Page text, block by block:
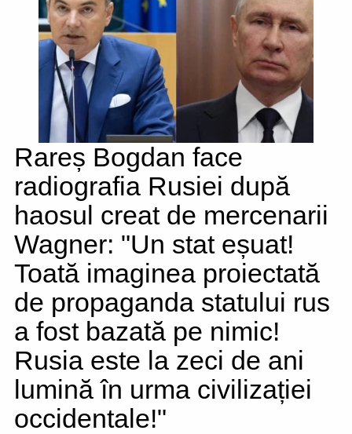
Rareș Bogdan face
radiografia Rusiei după
haosul creat de mercenarii
Wagner: "Un stat eșuat!
Toată imaginea proiectată
de propaganda statului rus
a fost bazată pe nimic!
Rusia este la zeci de ani
lumină în urma civilizației
occidentale!"